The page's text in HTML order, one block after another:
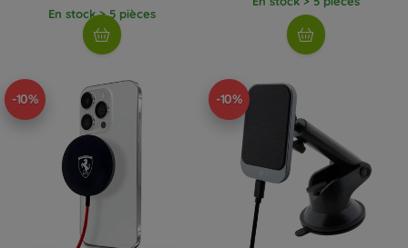
En stock > 5 pièces
-10% -10%